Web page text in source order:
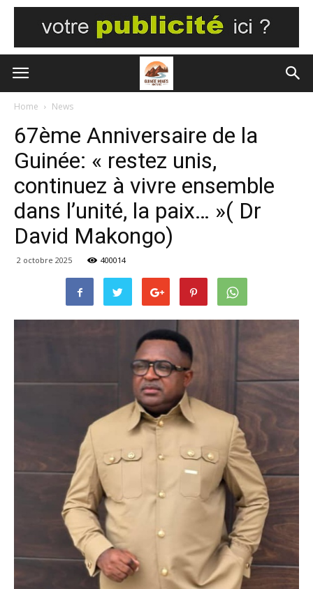
Home News
67ème Anniversaire de la
Guinée: « restez unis,
continuez à vivre ensemble
dans l’unité, la paix… »( Dr
David Makongo)
2 octobre 2025 400014